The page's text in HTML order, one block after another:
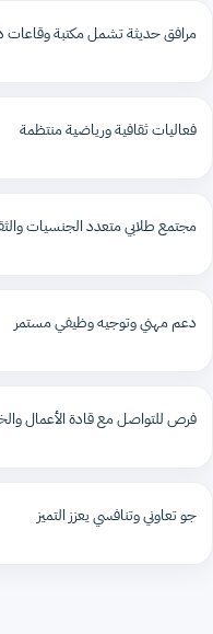
مرافق حديثة تشمل مكتبة وقاعات
فعاليات ثقافية ورياضية منتظمة
مجتمع طلابي متعدد الجنسيات
دعم مهني وتوجيه وظيفي مستمر
فرص للتواصل مع قادة الأعمال
جو تعاوني وتنافسي يعزز التميز